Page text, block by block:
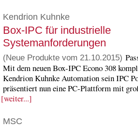
Kendrion Kuhnke
Box-IPC für industrielle
Systemanforderungen
(Neue Produkte vom 21.10.2015)
Mit dem neuen Box-IPC Econo 308
Kendrion Kuhnke Automation sein IPC
präsentiert nun eine PC-Plattform mit
[weiter...]
MSC